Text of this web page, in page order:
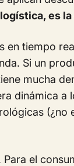
es
en tiempo
Si un
mucha
dinámica
Para el